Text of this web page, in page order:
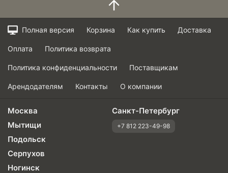
Полная версия Корзина Как купить Доставка
Оплата Политика возврата
Политика конфиденциальности Поставщикам
Арендодателям Контакты О компании
Москва
Мытищи
Подольск
Серпухов
Ногинск
Санкт-Петербург
+7 812 223-49-98